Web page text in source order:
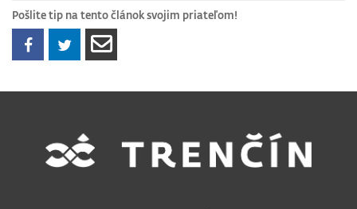
Pošlite tip na tento článok svojim priateľom!